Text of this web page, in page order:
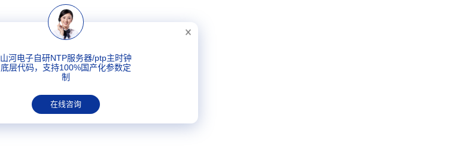
山河电子自研NTP服务器/ptp主时钟
底层代码，支持100%国产化参数定
制
在线咨询